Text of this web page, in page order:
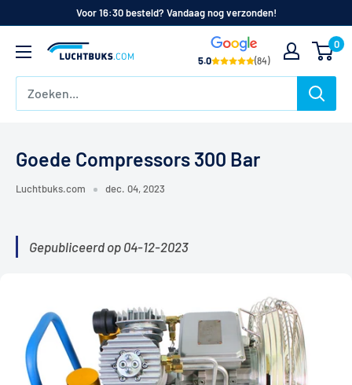
inhoud
Voor 16:30 besteld? Vandaag nog verzonden!
Luchtbuks.com
5.0 (84)
0
Goede Compressors 300 Bar
Luchtbuks.com dec. 04, 2023
Gepubliceerd op 04-12-2023